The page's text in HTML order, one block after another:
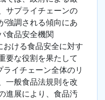
サプライチェーンの
強調される傾向にあ
食品安全機関
おける食品安全に対す
要な役割を果たして
イチェーン全体のリ
一般食品法規則を改
進展により、食品汚